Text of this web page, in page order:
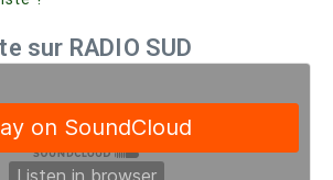
sur RADIO SUD